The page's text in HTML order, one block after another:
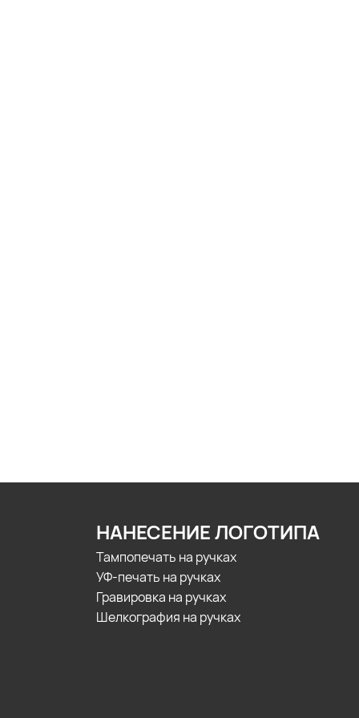
НАНЕСЕНИЕ ЛОГОТИПА
Тампопечать на ручках
УФ-печать на ручках
Гравировка на ручках
Шелкография на ручках